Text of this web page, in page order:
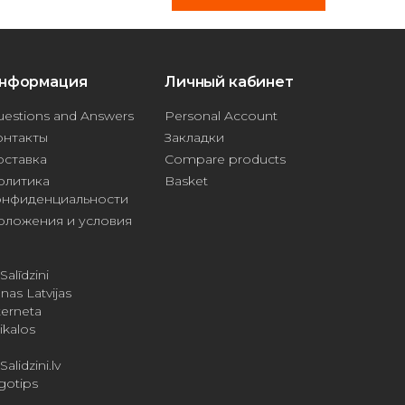
and Answers
и условия
Личный кабинет
Personal Account
Закладки
Compare products
Basket